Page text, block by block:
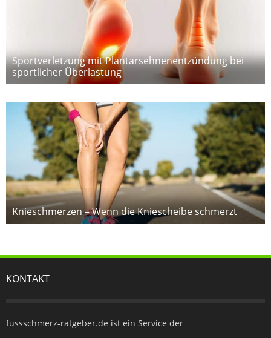
Sportverletzung mit Plantarsehnenentzündung bei
sportlicher Überlastung
Knieschmerzen – Wenn die Kniescheibe schmerzt
KONTAKT
fussschmerz-ratgeber.de ist ein Service der